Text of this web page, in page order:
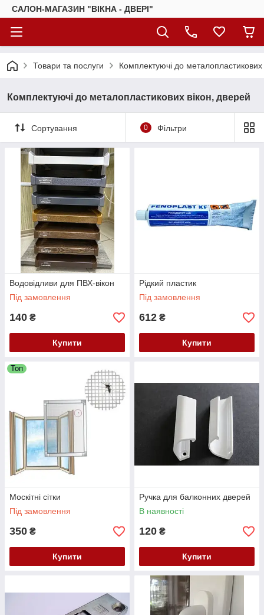
САЛОН-МАГАЗИН "ВІКНА - ДВЕРІ"
Товари та послуги Комплектуючі до металопластикових
Комплектуючі до металопластикових вікон, дверей
Сортування 0 Фільтри
Водовідливи для ПВХ-вікон
Під замовлення
140 ₴
Купити
Рідкий пластик
Під замовлення
612 ₴
Купити
Топ
Москітні сітки
Під замовлення
350 ₴
Купити
Ручка для балконних дверей
В наявності
120 ₴
Купити